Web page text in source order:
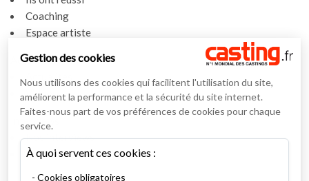
Coaching
Espace artiste
Actualités
Actualités
Vidéos
Interviews
Nos interviews
Lexique
Gestion des cookies
Nous utilisons des cookies qui facilitent l'utilisation du site,
améliorent la performance et la sécurité du site internet.
Faites-nous part de vos préférences de cookies pour chaque
service.
À quoi servent ces cookies :
Cookies obligatoires